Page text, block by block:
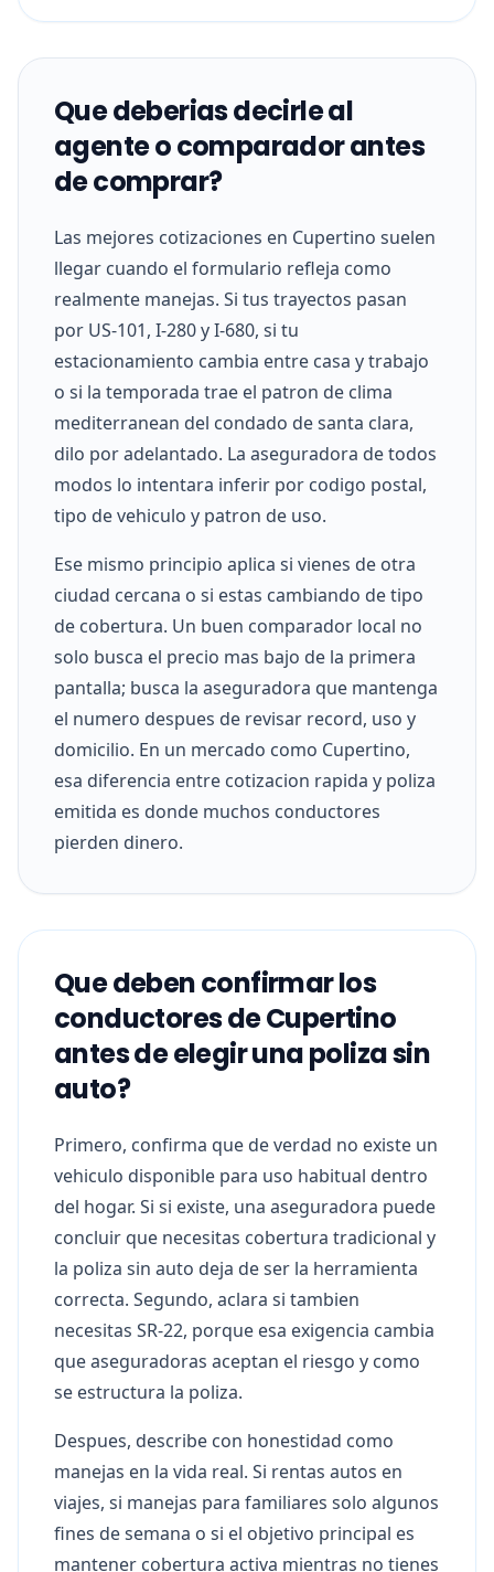
Que deberias decirle al
agente o comparador antes
de comprar?
Las mejores cotizaciones en Cupertino suelen
llegar cuando el formulario refleja como
realmente manejas. Si tus trayectos pasan
por US-101, I-280 y I-680, si tu
estacionamiento cambia entre casa y trabajo
o si la temporada trae el patron de clima
mediterranean del condado de santa clara,
dilo por adelantado. La aseguradora de todos
modos lo intentara inferir por codigo postal,
tipo de vehiculo y patron de uso.
Ese mismo principio aplica si vienes de otra
ciudad cercana o si estas cambiando de tipo
de cobertura. Un buen comparador local no
solo busca el precio mas bajo de la primera
pantalla; busca la aseguradora que mantenga
el numero despues de revisar record, uso y
domicilio. En un mercado como Cupertino,
esa diferencia entre cotizacion rapida y poliza
emitida es donde muchos conductores
pierden dinero.
Que deben confirmar los
conductores de Cupertino
antes de elegir una poliza sin
auto?
Primero, confirma que de verdad no existe un
vehiculo disponible para uso habitual dentro
del hogar. Si si existe, una aseguradora puede
concluir que necesitas cobertura tradicional y
la poliza sin auto deja de ser la herramienta
correcta. Segundo, aclara si tambien
necesitas SR-22, porque esa exigencia cambia
que aseguradoras aceptan el riesgo y como
se estructura la poliza.
Despues, describe con honestidad como
manejas en la vida real. Si rentas autos en
viajes, si manejas para familiares solo algunos
fines de semana o si el objetivo principal es
mantener cobertura activa mientras no tienes